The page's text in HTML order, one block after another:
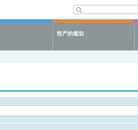
投产的规划